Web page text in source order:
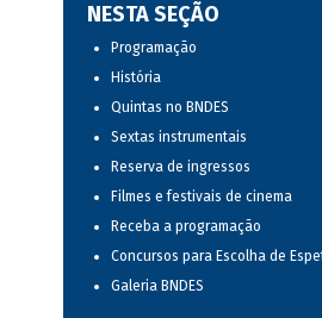
NESTA SEÇÃO
Programação
História
Quintas no BNDES
Sextas instrumentais
Reserva de ingressos
Filmes e festivais de cinema
Receba a programação
Concursos para Escolha de
Galeria BNDES